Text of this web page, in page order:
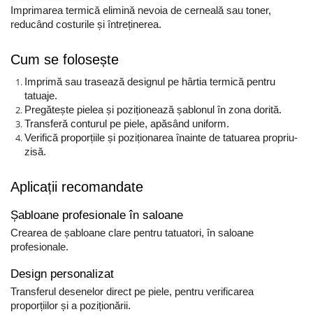
Imprimarea termică elimină nevoia de cerneală sau toner,
reducând costurile și întreținerea.
Cum se folosește
Imprimă sau trasează designul pe hârtia termică pentru
tatuaje.
Pregătește pielea și poziționează șablonul în zona dorită.
Transferă conturul pe piele, apăsând uniform.
Verifică proporțiile și poziționarea înainte de tatuarea propriu-
zisă.
Aplicații recomandate
Șabloane profesionale în saloane
Crearea de șabloane clare pentru tatuatori, în saloane
profesionale.
Design personalizat
Transferul desenelor direct pe piele, pentru verificarea
proporțiilor și a poziționării.